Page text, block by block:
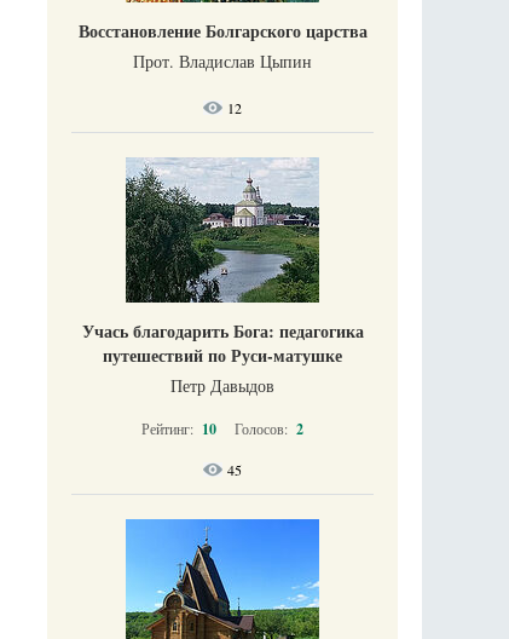
Восстановление Болгарского царства
Прот. Владислав Цыпин
12
Учась благодарить Бога: педагогика
путешествий по Руси-матушке
Петр Давыдов
Рейтинг: 10 Голосов: 2
45